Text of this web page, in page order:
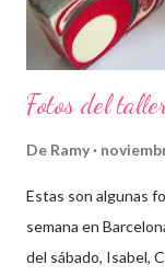
Fotos del
De Ramy
Estas son algunas
semana en
del sábado, Isabel,